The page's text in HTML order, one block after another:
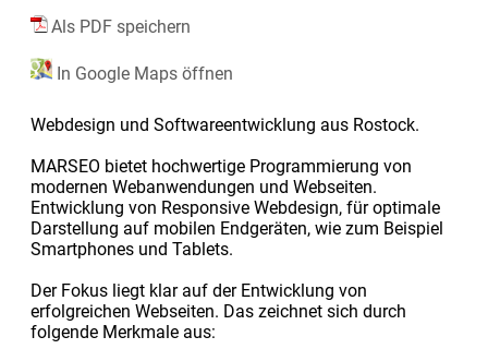
Als PDF speichern
In Google Maps öffnen
Webdesign und Softwareentwicklung aus Rostock.
MARSEO bietet hochwertige Programmierung von
modernen Webanwendungen und Webseiten.
Entwicklung von Responsive Webdesign, für optimale
Darstellung auf mobilen Endgeräten, wie zum Beispiel
Smartphones und Tablets.
Der Fokus liegt klar auf der Entwicklung von
erfolgreichen Webseiten. Das zeichnet sich durch
folgende Merkmale aus: